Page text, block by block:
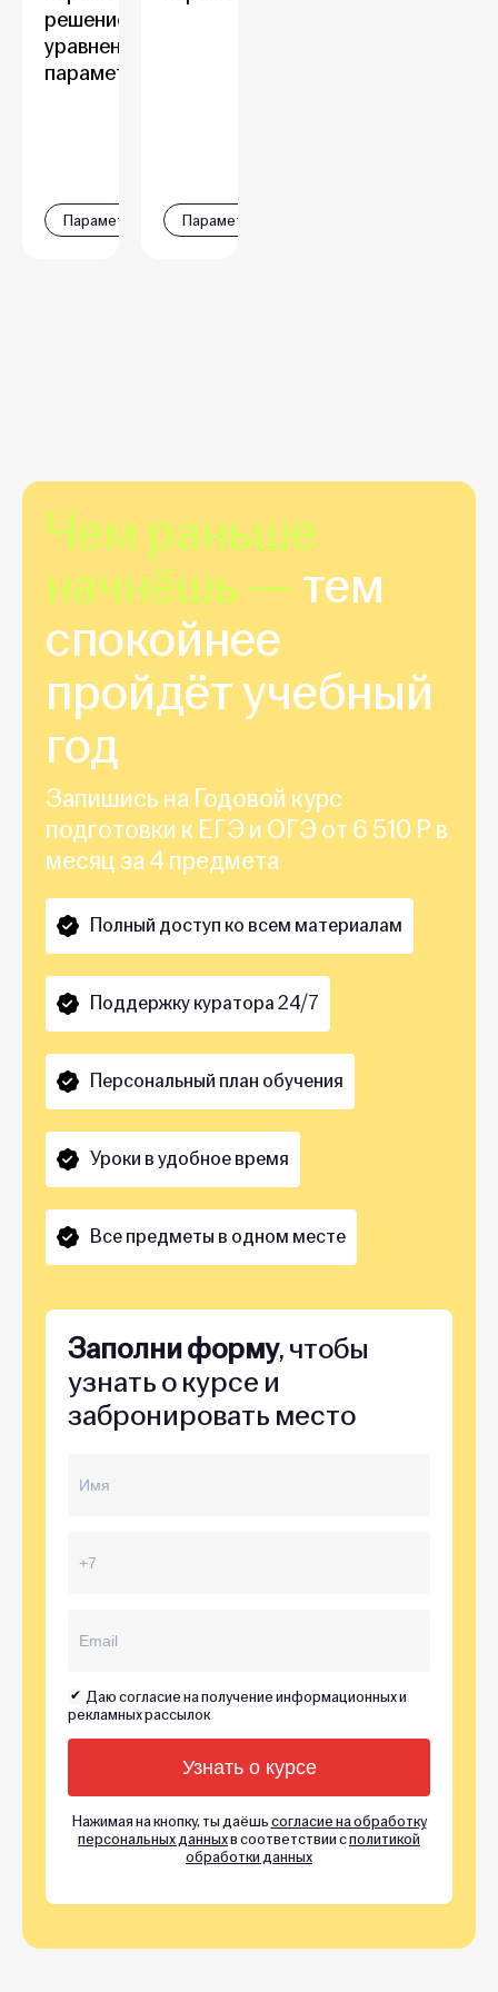
решение
уравнений с
параметром
Параметры Параметры
Чем раньше
начнёшь — тем
спокойнее
пройдёт учебный
год
Запишись на Годовой курс
подготовки к ЕГЭ и ОГЭ от 6 510 Р в
месяц за 4 предмета
Полный доступ ко всем материалам
Поддержку куратора 24/7
Персональный план обучения
Уроки в удобное время
Все предметы в одном месте
Заполни форму, чтобы
узнать о курсе и
забронировать место
Даю согласие на получение информационных и
рекламных рассылок
Нажимая на кнопку, ты даёшьсогласие на обработку
персональных данныхв соответствии сполитикой
обработки данных